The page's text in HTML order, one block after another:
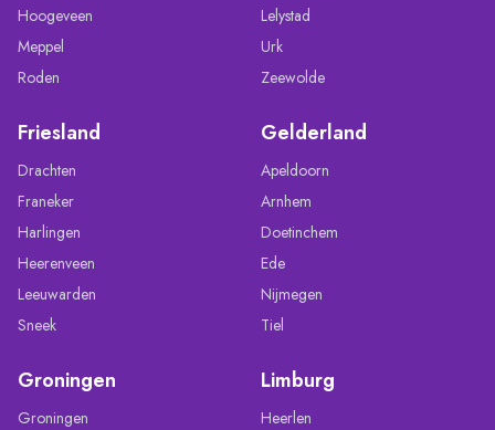
Hoogeveen
Meppel
Roden
Lelystad
Urk
Zeewolde
Friesland
Drachten
Franeker
Harlingen
Heerenveen
Leeuwarden
Sneek
Gelderland
Apeldoorn
Arnhem
Doetinchem
Ede
Nijmegen
Tiel
Groningen
Groningen
Limburg
Heerlen